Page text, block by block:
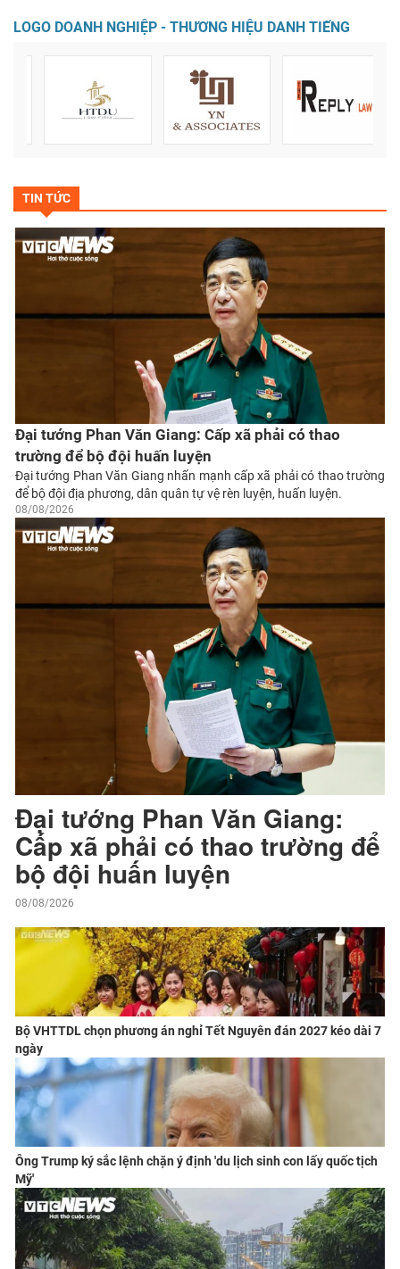
LOGO DOANH NGHIỆP - THƯƠNG HIỆU DANH TIẾNG
TIN TỨC
Đại tướng Phan Văn Giang: Cấp xã phải có thao
trường để bộ đội huấn luyện
Đại tướng Phan Văn Giang nhấn mạnh cấp xã phải có thao trường
để bộ đội địa phương, dân quân tự vệ rèn luyện, huấn luyện.
08/08/2026
Đại tướng Phan Văn Giang:
Cấp xã phải có thao trường để
bộ đội huấn luyện
08/08/2026
Bộ VHTTDL chọn phương án nghỉ Tết Nguyên đán 2027 kéo dài 7
ngày
Ông Trump ký sắc lệnh chặn ý định 'du lịch sinh con lấy quốc tịch
Mỹ'